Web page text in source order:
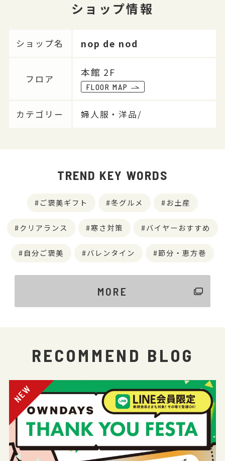
ショップ情報
ショップ名 nop de nod
フロア
本館 2F
FLOOR MAP
カテゴリー 婦人服・洋品/
TREND KEY WORDS
ご褒美ギフト 冬グルメ お土産
クリアランス 寒さ対策 バイヤーおすすめ
自分ご褒美 バレンタイン 節分・恵方巻
MORE
RECOMMEND BLOG